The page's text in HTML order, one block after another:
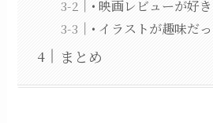
• 映画レビューが好
• イラストが趣味だ
まとめ